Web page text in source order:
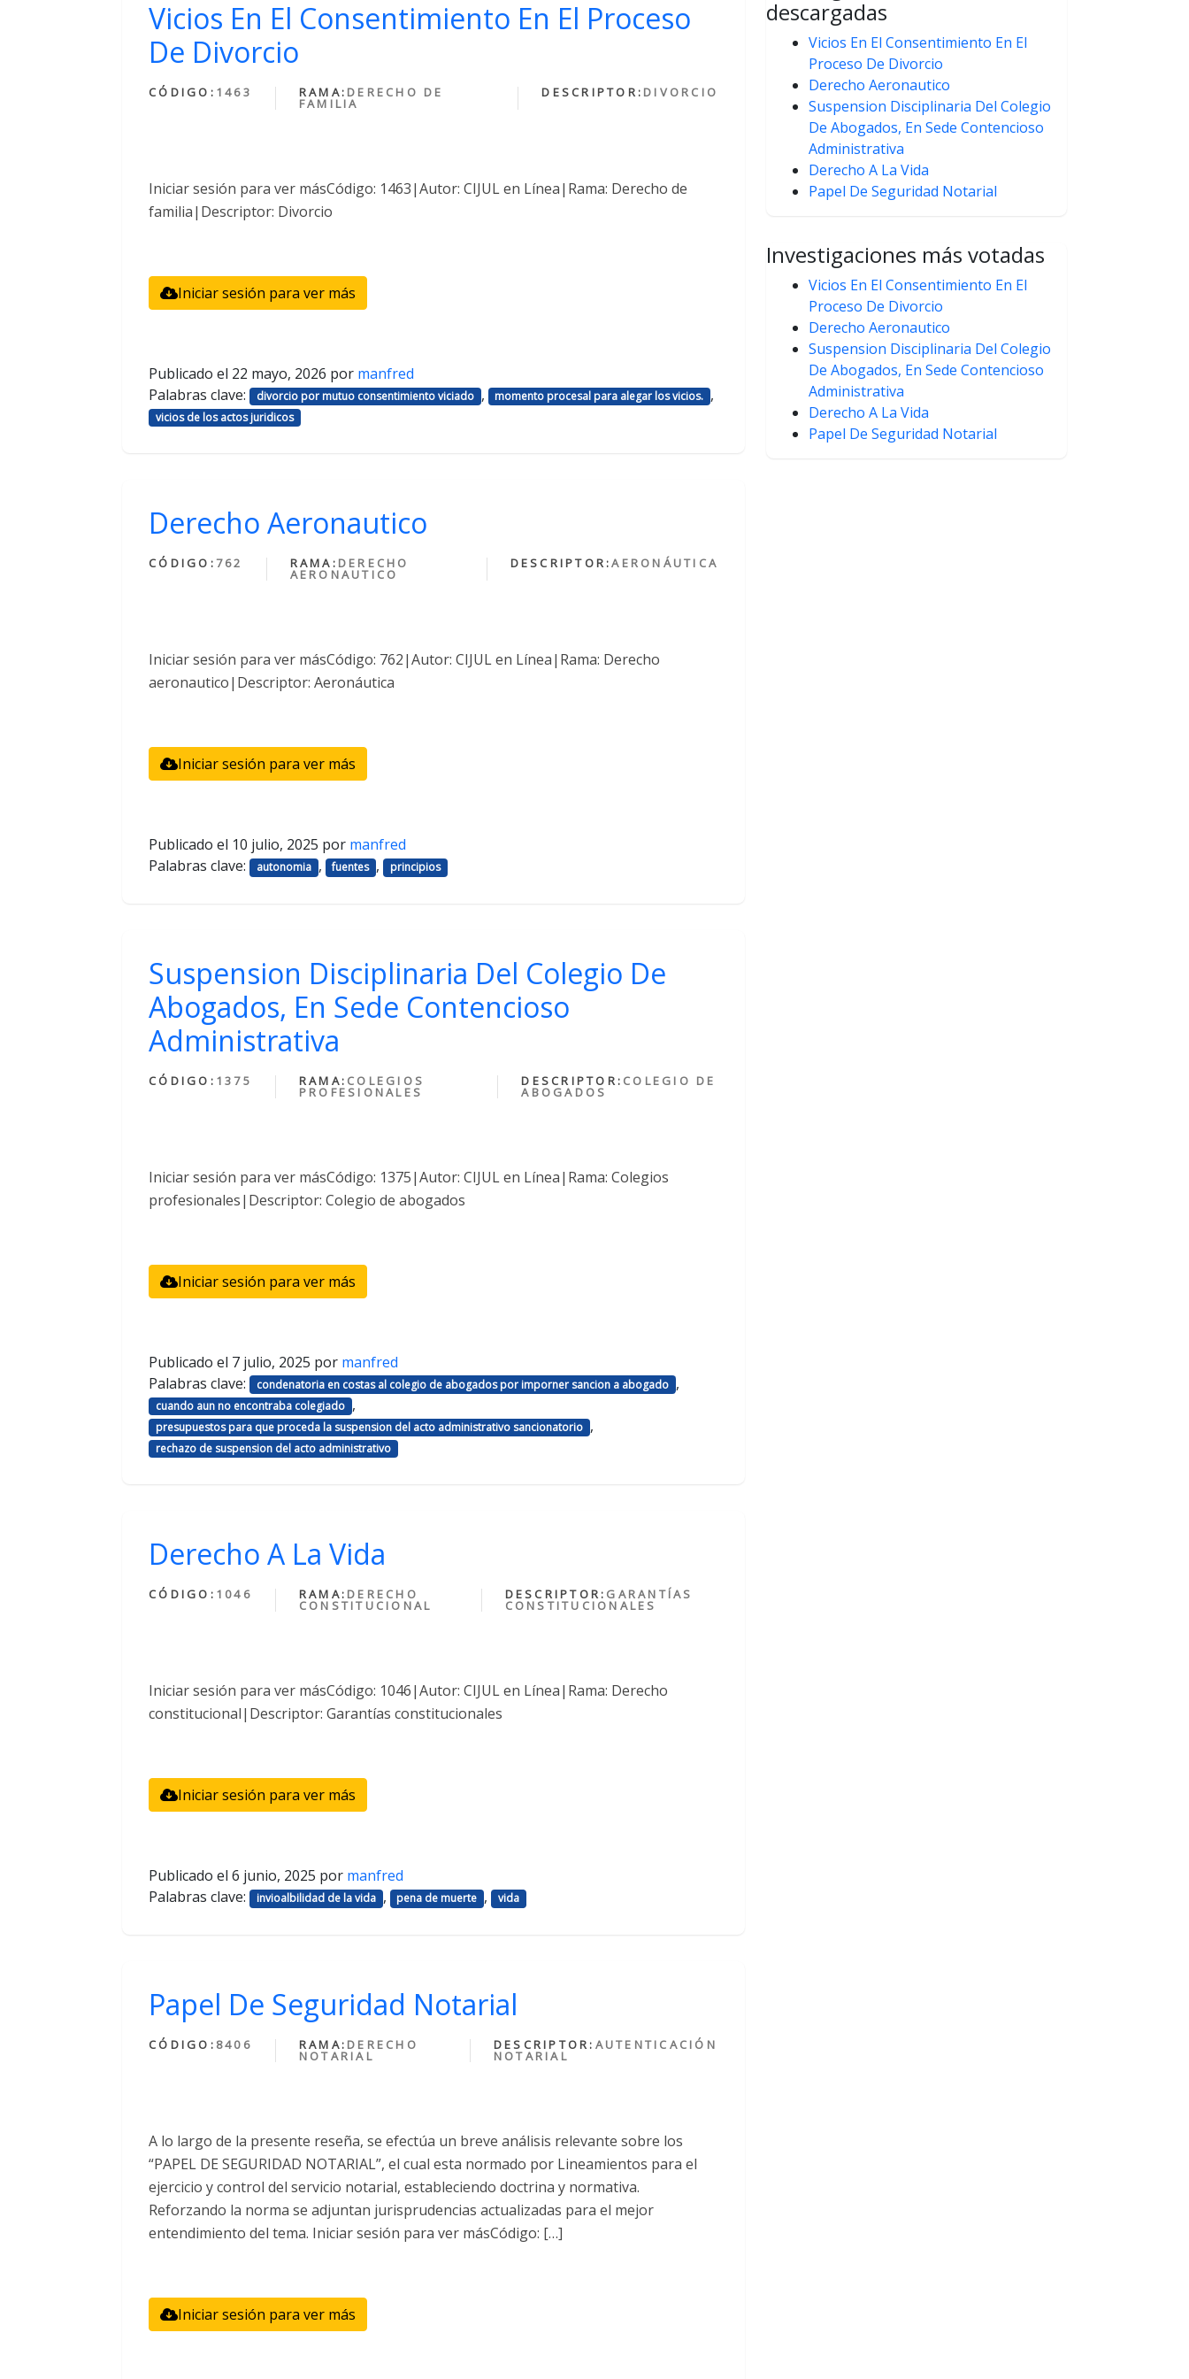
Vicios En El Consentimiento En El Proceso
De Divorcio
CÓDIGO: 1463 RAMA: DERECHO DE
FAMILIA
DESCRIPTOR: DIVORCIO
Iniciar sesión para ver másCódigo: 1463|Autor: CIJUL en Línea|Rama: Derecho de
familia|Descriptor: Divorcio
Iniciar sesión para ver más
Publicado el 22 mayo, 2026 por manfred
Palabras clave:
divorcio por mutuo consentimiento viciado , momento procesal para alegar los vicios. ,
vicios de los actos juridicos
Derecho Aeronautico
CÓDIGO: 762 RAMA: DERECHO
AERONAUTICO
DESCRIPTOR:AERONÁUTICA
Iniciar sesión para ver másCódigo: 762|Autor: CIJUL en Línea|Rama: Derecho
aeronautico|Descriptor: Aeronáutica
Iniciar sesión para ver más
Publicado el 10 julio, 2025 por manfred
Palabras clave:
autonomia , fuentes , principios
Suspension Disciplinaria Del Colegio De
Abogados, En Sede Contencioso
Administrativa
CÓDIGO: 1375 RAMA: COLEGIOS
PROFESIONALES
DESCRIPTOR: COLEGIO DE
ABOGADOS
Iniciar sesión para ver másCódigo: 1375|Autor: CIJUL en Línea|Rama: Colegios
profesionales|Descriptor: Colegio de abogados
Iniciar sesión para ver más
Publicado el 7 julio, 2025 por manfred
Palabras clave:
condenatoria en costas al colegio de abogados por imporner sancion a abogado ,
cuando aun no encontraba colegiado ,
presupuestos para que proceda la suspension del acto administrativo sancionatorio ,
rechazo de suspension del acto administrativo
Derecho A La Vida
CÓDIGO: 1046 RAMA: DERECHO
CONSTITUCIONAL
DESCRIPTOR: GARANTÍAS
CONSTITUCIONALES
Iniciar sesión para ver másCódigo: 1046|Autor: CIJUL en Línea|Rama: Derecho
constitucional|Descriptor: Garantías constitucionales
Iniciar sesión para ver más
Publicado el 6 junio, 2025 por manfred
Palabras clave:
invioalbilidad de la vida , pena de muerte , vida
Papel De Seguridad Notarial
CÓDIGO: 8406 RAMA: DERECHO
NOTARIAL
DESCRIPTOR: AUTENTICACIÓN
NOTARIAL
A lo largo de la presente reseña, se efectúa un breve análisis relevante sobre los
“PAPEL DE SEGURIDAD NOTARIAL”, el cual esta normado por Lineamientos para el
ejercicio y control del servicio notarial, estableciendo doctrina y normativa.
Reforzando la norma se adjuntan jurisprudencias actualizadas para el mejor
entendimiento del tema. Iniciar sesión para ver másCódigo: […]
Iniciar sesión para ver más
descargadas
Vicios En El Consentimiento En El
Proceso De Divorcio
Derecho Aeronautico
Suspension Disciplinaria Del Colegio
De Abogados, En Sede Contencioso
Administrativa
Derecho A La Vida
Papel De Seguridad Notarial
Investigaciones más votadas
Vicios En El Consentimiento En El
Proceso De Divorcio
Derecho Aeronautico
Suspension Disciplinaria Del Colegio
De Abogados, En Sede Contencioso
Administrativa
Derecho A La Vida
Papel De Seguridad Notarial